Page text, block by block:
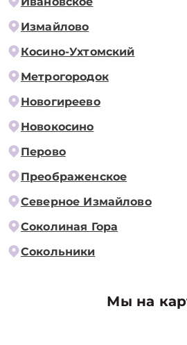
Измайлово
Косино-Ухтомский
Метрогородок
Новогиреево
Новокосино
Перово
Преображенское
Северное Измайлово
Соколиная Гора
Сокольники
Мы на